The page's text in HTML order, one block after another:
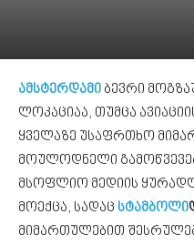
ამსტერდამი ბევრი
ლოკაციაა, თუმცა
ყველაზე უსაფრთხო
მოულოდნელი
მსოფლიო მედიის
მოექცა, სადაც სტამბოლი
მიმართულებით